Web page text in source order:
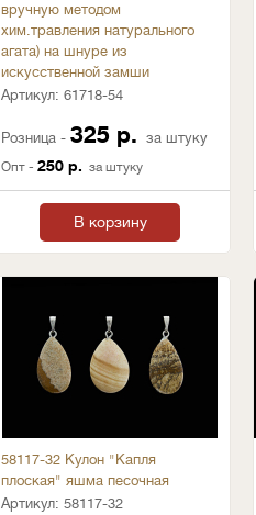
вручную методом
хим.травления натурального
агата) на шнуре из
искусственной замши
Артикул: 61718-54
Розница - 325 р. за штуку
Опт - 250 р. за штуку
В корзину
58117-32 Кулон "Капля
плоская" яшма песочная
Артикул: 58117-32